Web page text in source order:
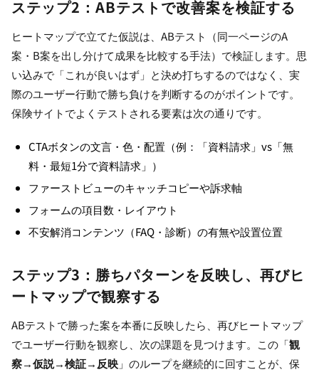
ステップ2：ABテストで改善案を検証する
ヒートマップで立てた仮説は、ABテスト（同一ページのA
案・B案を出し分けて成果を比較する手法）で検証します。思
い込みで「これが良いはず」と決め打ちするのではなく、実
際のユーザー行動で勝ち負けを判断するのがポイントです。
保険サイトでよくテストされる要素は次の通りです。
CTAボタンの文言・色・配置（例：「資料請求」vs「無
料・最短1分で資料請求」）
ファーストビューのキャッチコピーや訴求軸
フォームの項目数・レイアウト
不安解消コンテンツ（FAQ・診断）の有無や設置位置
ステップ3：勝ちパターンを反映し、再びヒ
ートマップで観察する
ABテストで勝った案を本番に反映したら、再びヒートマップ
でユーザー行動を観察し、次の課題を見つけます。この「観
察→仮説→検証→反映 」のループを継続的に回すことが、保